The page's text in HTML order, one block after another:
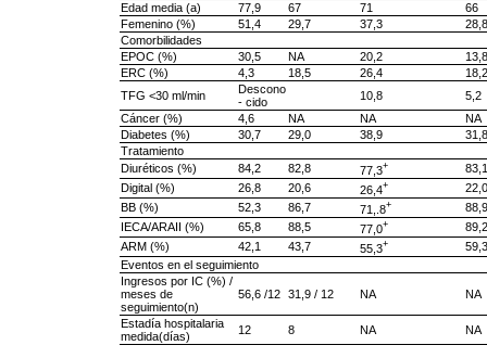
Edad media (a)
77,9 67 71
66
Femenino (%)
51,4 29,7 37,3
28,8
Comorbilidades
EPOC (%)
30,5 NA 20,2
13,8
ERC (%)
4,3 18,5 26,4
18,2
TFG <30 ml/min
Descono
- cido
10,8
5,2
Cáncer (%)
4,6 NA NA
NA
Diabetes (%)
30,7 29,0 38,9
31,8
Tratamiento
Diuréticos (%)
84,2 82,8 77,3+
83,1
Digital (%)
26,8 20,6 26,4+
22,0
BB (%)
52,3 86,7 71,.8+
88,9
IECA/ARAII (%)
65,8 88,5 77,0+
89,2
ARM (%)
42,1 43,7 55,3+
59,3
Eventos en el seguimiento
Ingresos por IC (%) /
meses de
seguimiento(n)
56,6 /12 31,9 / 12 NA NA
Estadía hospitalaria
medida(días)
12 8 NA NA